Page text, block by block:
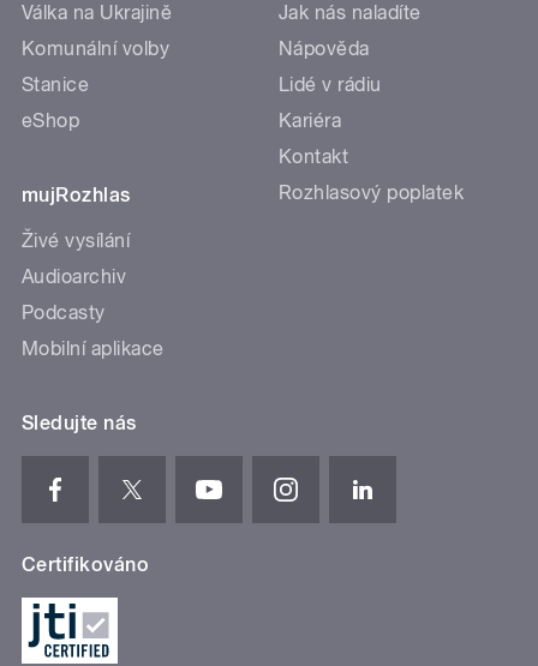
Válka na Ukrajině
Komunální volby
Stanice
eShop
mujRozhlas
Živé vysílání
Audioarchiv
Podcasty
Mobilní aplikace
Jak nás naladíte
Nápověda
Lidé v rádiu
Kariéra
Kontakt
Rozhlasový poplatek
Sledujte nás
Certifikováno